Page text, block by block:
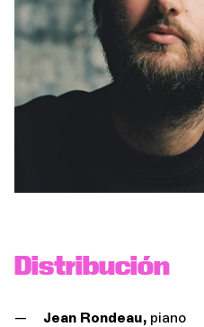
Distribución
Jean Rondeau, piano
LA OCG
Iniciar